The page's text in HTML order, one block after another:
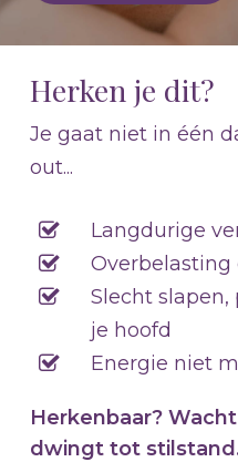
Herken je dit?
Je gaat niet in één
out...
Langdurige
Overbelasting
Slecht slapen,
je hoofd
Energie niet
Herkenbaar?
dwingt tot